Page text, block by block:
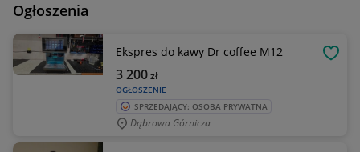
Ogłoszenia
Ekspres do kawy Dr coffee M12
OGŁOSZENIE
3 200zł
SPRZEDAJĄCY: OSOBA PRYWATNA
Dąbrowa Górnicza